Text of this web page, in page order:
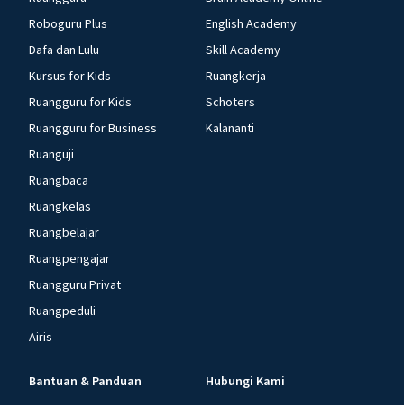
Roboguru Plus
Dafa dan Lulu
Kursus for Kids
Ruangguru for Kids
Ruangguru for Business
Ruanguji
Ruangbaca
Ruangkelas
Ruangbelajar
Ruangpengajar
Ruangguru Privat
Ruangpeduli
Airis
English Academy
Skill Academy
Ruangkerja
Schoters
Kalananti
Bantuan & Panduan Hubungi Kami